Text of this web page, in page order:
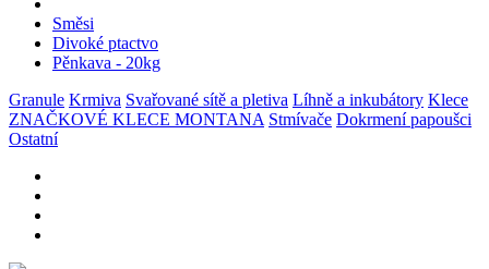
Směsi
Divoké ptactvo
Pěnkava - 20kg
Granule Krmiva Svařované sítě a pletiva Líhně a inkubátory Klece
ZNAČKOVÉ KLECE MONTANA Stmívače Dokrmení papoušci
Ostatní